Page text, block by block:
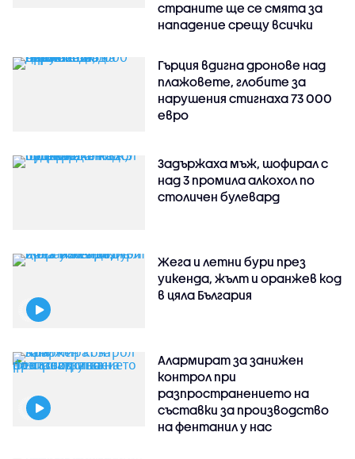
страните ще се смята за
нападение срещу всички
Гърция вдигна дронове над
плажовете, глобите за
нарушения стигнаха 73 000
евро
Задържаха мъж, шофирал с
над 3 промила алкохол по
столичен булевард
Жега и летни бури през
уикенда, жълт и оранжев код
в цяла България
Алармират за занижен
контрол при
разпространението на
съставки за производство
на фентанил у нас